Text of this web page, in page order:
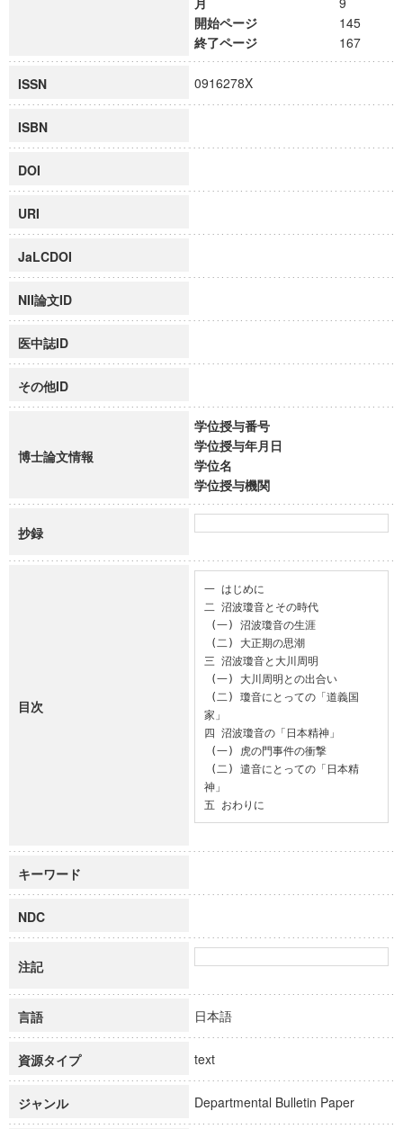
開始ページ
145
終了ページ
167
ISSN 0916278X
ISBN
DOI
URI
JaLCDOI
NII論文ID
医中誌ID
その他ID
博士論文情報
学位授与番号
学位授与年月日
学位名
学位授与機関
抄録
目次
一 はじめに
二 沼波瓊音とその時代
三 沼波瓊音と大川周明
家」
四 沼波瓊音の「日本精神」
神」
五 おわりに
キーワード
NDC
注記
言語 日本語
資源タイプ text
ジャンル Departmental Bulletin Paper